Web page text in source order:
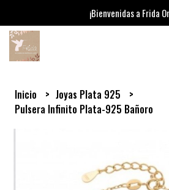
¡Bienvenidas a Frida
Inicio
Joyas Plata 925
Pulsera Infinito Plata-925 Bañoro